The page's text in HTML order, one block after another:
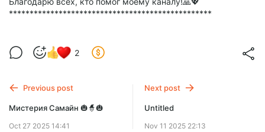
*************************************************
2
Previous post
Мистерия Самайн 🎃🧙🎃
Oct 27 2025 14:41
Next post
Untitled
Nov 11 2025 22:13